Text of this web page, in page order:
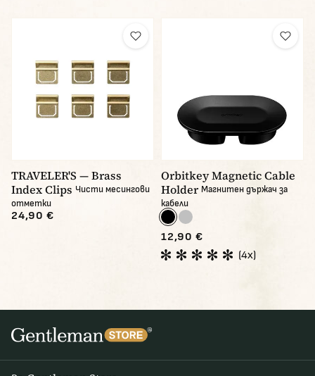
TRAVELER'S — Brass
Index Clips Чисти месингови
отметки
24,90 €
Orbitkey Magnetic Cable
Holder Магнитен държач за
кабели
12,90 €
(4x)